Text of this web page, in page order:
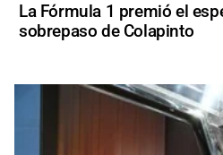
La Fórmula 1 premió el
sobrepaso de Colapinto